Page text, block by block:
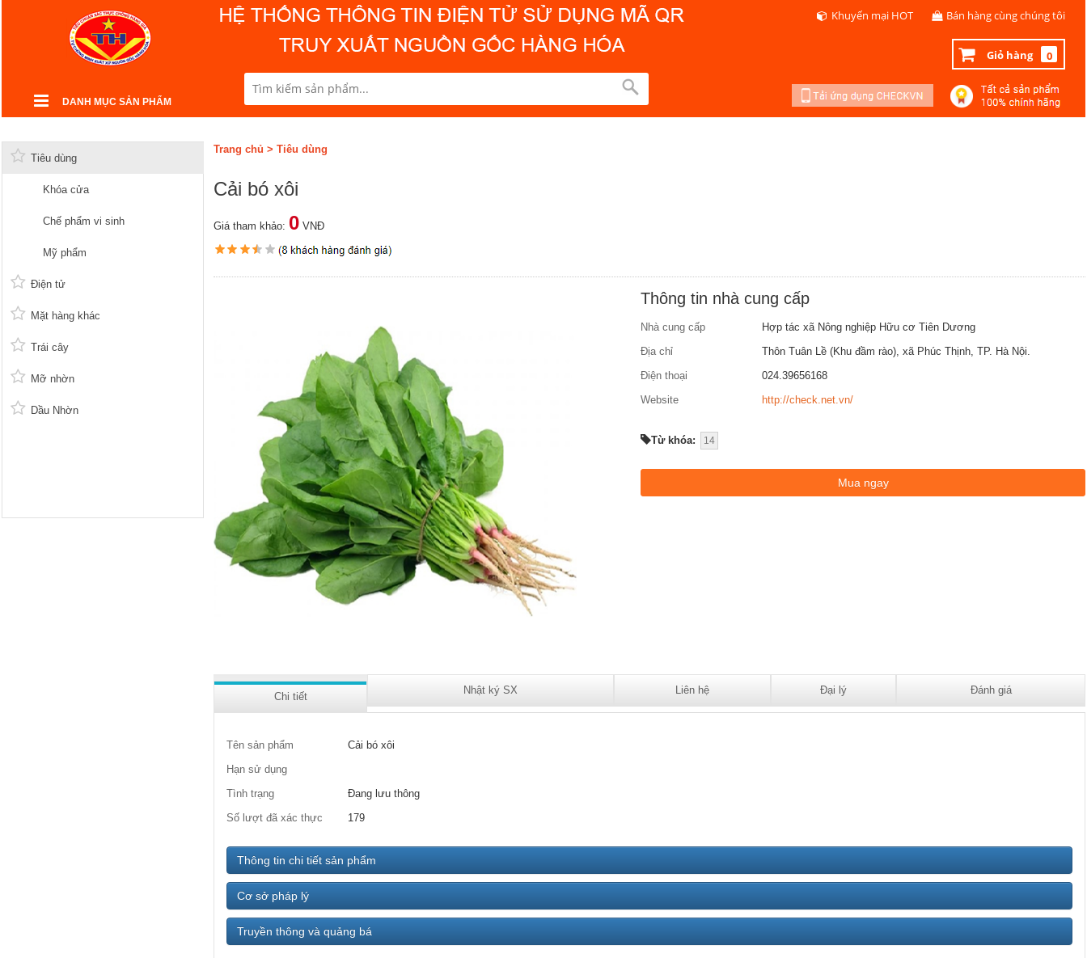
DANH MỤC SẢN PHẨM
Khuyến mại HOT Bán hàng cùng chúng tôi
Giỏ hàng 0
Tiêu dùng
Khóa cửa
Chế phẩm vi sinh
Mỹ phẩm
Điện tử
Mặt hàng khác
Trái cây
Mỡ nhờn
Dầu Nhờn
Trang chủ > Tiêu dùng
Cải bó xôi
Giá tham khảo: 0 VNĐ
Thông tin nhà cung cấp
Nhà cung cấp
Hợp tác xã Nông nghiệp Hữu cơ Tiên Dương
Địa chỉ
Thôn Tuân Lề (Khu đầm rào), xã Phúc Thịnh, TP. Hà Nội.
Điện thoại
024.39656168
Website
http://check.net.vn/
Từ khóa: 14
Chi tiết
Nhật ký SX Liên hệ Đại lý Đánh giá
Tên sản phẩm
Cải bó xôi
Hạn sử dụng
Tình trạng
Đang lưu thông
Số lượt đã xác thực
179
Thông tin chi tiết sản phẩm
Cơ sở pháp lý
Truyền thông và quảng bá